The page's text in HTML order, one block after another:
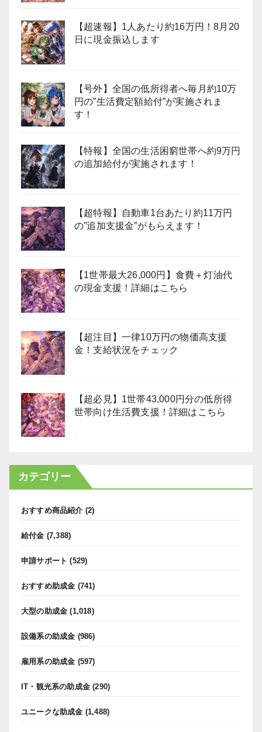
【超速報】1人あたり約16万円！8月20
日に現金振込します
【号外】全国の低所得者へ毎月約10万
円の”生活費定額給付”が実施されま
す！
【特報】全国の生活困窮世帯へ約9万円
の追加給付が実施されます！
【超特報】自動車1台あたり約11万円
の”追加支援金”がもらえます！
【1世帯最大26,000円】食費＋灯油代
の現金支援！詳細はこちら
【超注目】一律10万円の物価高支援
金！支給状況をチェック
【超必見】1世帯43,000円分の低所得
世帯向け生活費支援！詳細はこちら
カテゴリー
おすすめ商品紹介 (2)
給付金 (7,388)
申請サポート (529)
おすすめ助成金 (741)
大型の助成金 (1,018)
設備系の助成金 (986)
雇用系の助成金 (597)
IT・観光系の助成金 (290)
ユニークな助成金 (1,488)